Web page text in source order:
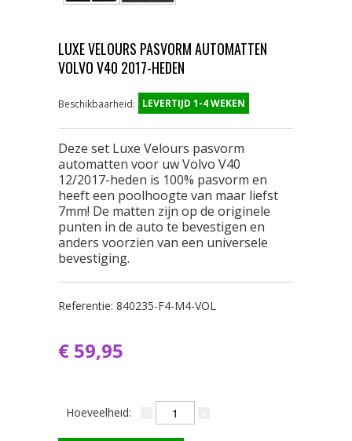
LUXE VELOURS PASVORM AUTOMATTEN
VOLVO V40 2017-HEDEN
Beschikbaarheid: LEVERTIJD 1-4 WEKEN
Deze set Luxe Velours pasvorm
automatten voor uw Volvo V40
12/2017-heden is 100% pasvorm en
heeft een poolhoogte van maar liefst
7mm! De matten zijn op de originele
punten in de auto te bevestigen en
anders voorzien van een universele
bevestiging.
Referentie: 840235-F4-M4-VOL
€ 59,95
Hoeveelheid: